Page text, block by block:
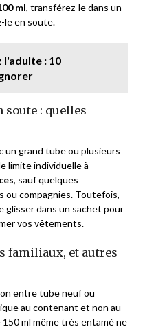
ml, transférez-le dans un
le en soute.
l'adulte : 10
: quelles
un grand tube ou plusieurs
limite individuelle à
, sauf quelques
ou compagnies. Toutefois,
glisser dans un sachet pour
vos vêtements.
familiaux, et autres
entre tube neuf ou
au contenant et non au
ml même très entamé ne